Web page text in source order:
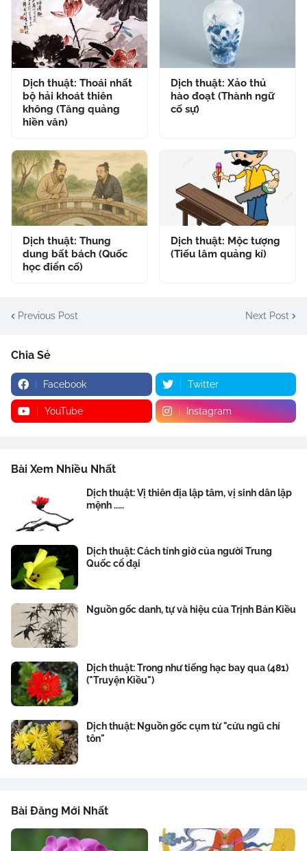
Dịch thuật: Thoái nhất
bộ hải khoát thiên
không (Tăng quảng
hiền văn)
Dịch thuật: Xảo thủ
hào đoạt (Thành ngữ
cố sự)
Dịch thuật: Thung
dung bất bách (Quốc
học điển cố)
Dịch thuật: Mộc tượng
(Tiếu lâm quảng kí)
Previous Post Next Post
Chia Sẻ
Facebook Twitter
YouTube Instagram
Bài Xem Nhiều Nhất
Dịch thuật: Vị thiên địa lập tâm, vị sinh dân lập
mệnh .....
Dịch thuật: Cách tính giờ của người Trung
Quốc cổ đại
Nguồn gốc danh, tự và hiệu của Trịnh Bản Kiều
Dịch thuật: Trong như tiếng hạc bay qua (481)
("Truyện Kiều")
Dịch thuật: Nguồn gốc cụm từ "cửu ngũ chí
tôn"
Bài Đăng Mới Nhất